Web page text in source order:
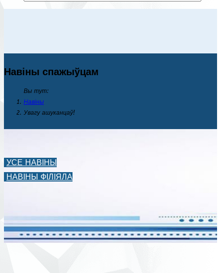
Навіны спажыўцам
Вы тут:
Навіны
Увагу ашуканцаў!
УСЕ НАВІНЫ
НАВІНЫ ФІЛІЯЛА